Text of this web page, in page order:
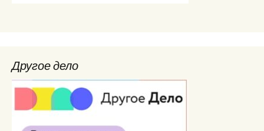
Другое дело